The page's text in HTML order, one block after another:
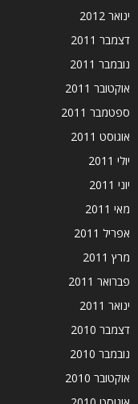
ינואר 2012
דצמבר 2011
נובמבר 2011
אוקטובר 2011
ספטמבר 2011
אוגוסט 2011
יולי 2011
יוני 2011
מאי 2011
אפריל 2011
מרץ 2011
פברואר 2011
ינואר 2011
דצמבר 2010
נובמבר 2010
אוקטובר 2010